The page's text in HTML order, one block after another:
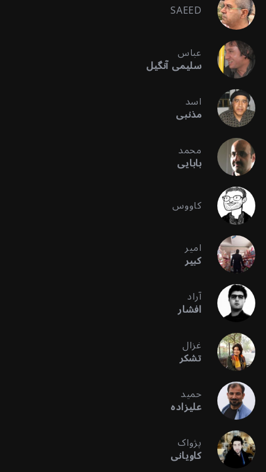
SAEED
عباس
سلیمی آنگیل
اسد
مذنبی
محمد
بابایی
کاووس
امیر
کبیر
آراد
افشار
غزال
تشکر
حمید
علیزاده
پژواک
کاویانی